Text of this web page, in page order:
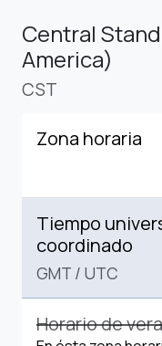
Central
America)
CST
Zona horaria
Tiempo
coordinado
GMT / UTC
Horario de